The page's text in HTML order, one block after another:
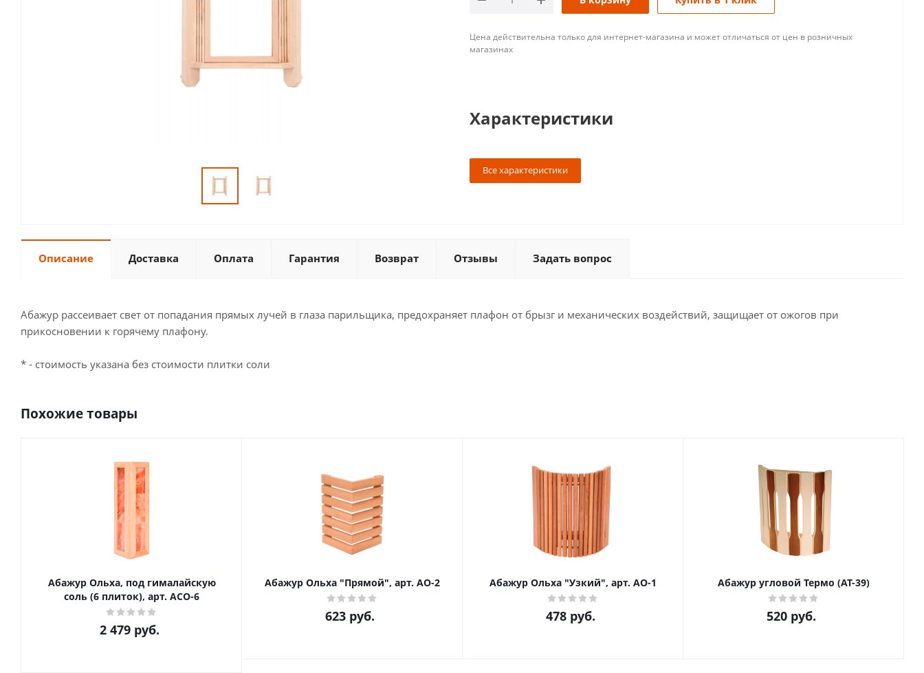
Цена действительна только для интернет-магазина и может отличаться от цен в розничных
магазинах
Характеристики
Все характеристики
Описание Доставка Оплата Гарантия Возврат Отзывы Задать вопрос
Абажур рассеивает свет от попадания прямых лучей в глаза парильщика, предохраняет плафон от брызг и механических воздействий, защищает от ожогов при
прикосновении к горячему плафону.
* - стоимость указана без стоимости плитки соли
Похожие товары
Абажур Ольха, под гималайскую
соль (6 плиток), арт. АСО-6
2 479руб.
Абажур Ольха "Прямой", арт. АО-2
623 руб.
Абажур Ольха "Узкий", арт. АО-1
478 руб.
Абажур угловой Термо (АТ-39)
520 руб.